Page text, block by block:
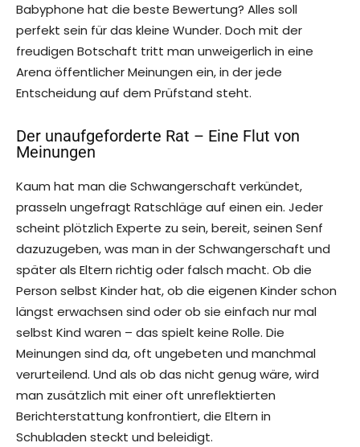
Babyphone hat die beste Bewertung? Alles soll
perfekt sein für das kleine Wunder. Doch mit der
freudigen Botschaft tritt man unweigerlich in eine
Arena öffentlicher Meinungen ein, in der jede
Entscheidung auf dem Prüfstand steht.
Der unaufgeforderte Rat – Eine Flut von
Meinungen
Kaum hat man die Schwangerschaft verkündet,
prasseln ungefragt Ratschläge auf einen ein. Jeder
scheint plötzlich Experte zu sein, bereit, seinen Senf
dazuzugeben, was man in der Schwangerschaft und
später als Eltern richtig oder falsch macht. Ob die
Person selbst Kinder hat, ob die eigenen Kinder schon
längst erwachsen sind oder ob sie einfach nur mal
selbst Kind waren – das spielt keine Rolle. Die
Meinungen sind da, oft ungebeten und manchmal
verurteilend. Und als ob das nicht genug wäre, wird
man zusätzlich mit einer oft unreflektierten
Berichterstattung konfrontiert, die Eltern in
Schubladen steckt und beleidigt.